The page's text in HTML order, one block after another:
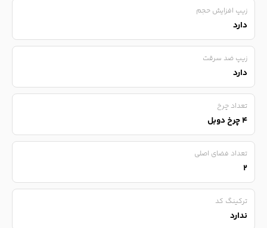
زیپ افزایش حجم
دارد
زیپ ضد سرقت
دارد
تعداد چرخ
۴ چرخ دوبل
تعداد فضای اصلی
۲
ترکینگ کد
ندارد